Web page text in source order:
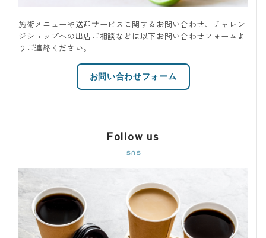
施術メニューや送迎サービスに関するお問い合わせ、チャレン
ジショップへの出店ご相談などは以下お問い合わせフォームよ
りご連絡ください。
お問い合わせフォーム
Follow us